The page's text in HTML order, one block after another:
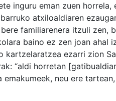
inguru eman zuen horrela,
atxiloaldiaren
familiarenera itzuli zen,
baino ez zen joan ahal
ezarri zion
“aldi horretan
neu ere